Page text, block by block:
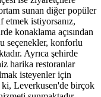
sunan diğer popüler
istiyorsanız,
konaklama açısından
seçenekler, konforlu
Ayrıca şehirde
harika restoranlar
isteyenler için
Leverkusen'de birçok